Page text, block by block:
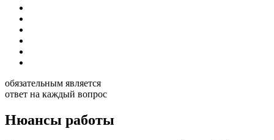
обязательным является
ответ на каждый вопрос
Нюансы работы